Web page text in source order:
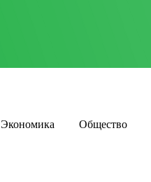
Экономика Общество